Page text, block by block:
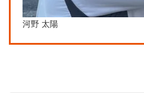
河野 太陽